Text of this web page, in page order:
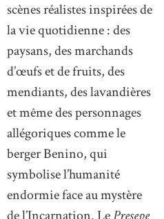
scènes réalistes inspirées de
la vie quotidienne : des
paysans, des marchands
d’œufs et de fruits, des
mendiants, des lavandières
et même des personnages
allégoriques comme le
berger Benino, qui
symbolise l’humanité
endormie face au mystère